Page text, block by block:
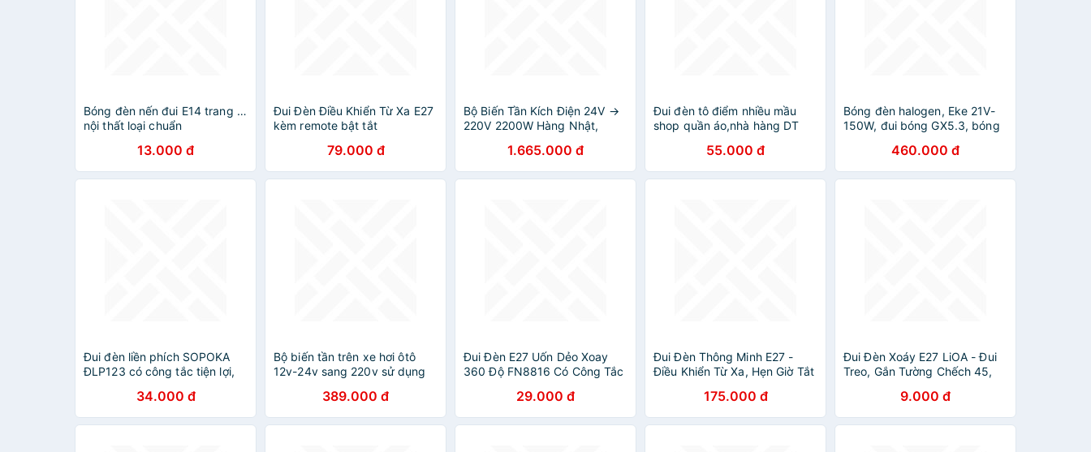
Bóng đèn nến đui E14 trang trí
nội thất loại chuẩn
13.000 đ
Đui Đèn Điều Khiển Từ Xa E27
kèm remote bật tắt
79.000 đ
Bộ Biến Tần Kích Điện 24V →
220V 2200W Hàng Nhật,
1.665.000 đ
Đui đèn tô điểm nhiều mầu
shop quần áo,nhà hàng DT
55.000 đ
Bóng đèn halogen, Eke 21V-
150W, đui bóng GX5.3, bóng
460.000 đ
Đui đèn liền phích SOPOKA
ĐLP123 có công tắc tiện lợi,
34.000 đ
Bộ biến tần trên xe hơi ôtô
12v-24v sang 220v sử dụng
389.000 đ
Đui Đèn E27 Uốn Dẻo Xoay
360 Độ FN8816 Có Công Tắc
29.000 đ
Đui Đèn Thông Minh E27 -
Điều Khiển Từ Xa, Hẹn Giờ Tắt
175.000 đ
Đui Đèn Xoáy E27 LiOA - Đui
Treo, Gắn Tường Chếch 45,
9.000 đ